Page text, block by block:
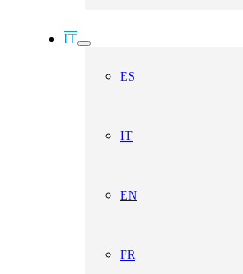
IT
ES
IT
EN
FR